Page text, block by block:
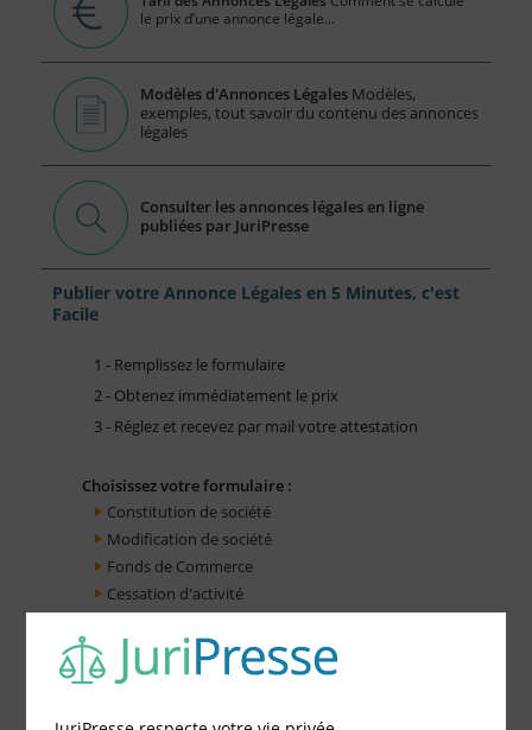
le prix d’une annonce légale...
Modèles d'Annonces Légales Modèles,
exemples, tout savoir du contenu des annonces
légales
Consulter les annonces légales en ligne
publiées par JuriPresse
Publier votre Annonce Légales en 5 Minutes, c'est
Facile
1 - Remplissez le formulaire
2 - Obtenez immédiatement le prix
3 - Réglez et recevez par mail votre attestation
Choisissez votre formulaire :
Constitution de société
Modification de société
Fonds de Commerce
Cessation d'activité